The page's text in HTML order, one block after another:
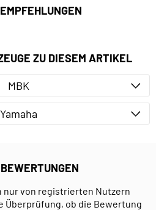
ZU DIESEM ARTIKEL
MBK
Yamaha
nur von registrierten Nutzern
Überprüfung, ob die Bewertung